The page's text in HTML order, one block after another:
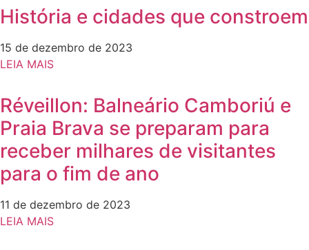
História e cidades que constroem
15 de dezembro de 2023
LEIA MAIS
Réveillon: Balneário Camboriú e
Praia Brava se preparam para
receber milhares de visitantes
para o fim de ano
11 de dezembro de 2023
LEIA MAIS